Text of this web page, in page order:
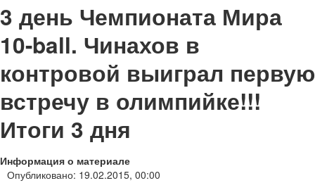
3 день Чемпионата Мира
10-ball. Чинахов в
контровой выиграл первую
встречу в олимпийке!!!
Итоги 3 дня
Информация о материале
Опубликовано: 19.02.2015, 00:00